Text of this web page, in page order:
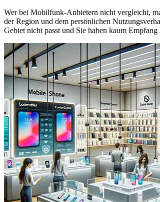
Wer bei Mobilfunk-Anbietern nicht vergleicht,
der Region und dem persönlichen
Gebiet nicht passt und Sie haben kaum